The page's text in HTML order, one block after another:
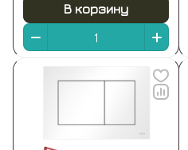
В корзину